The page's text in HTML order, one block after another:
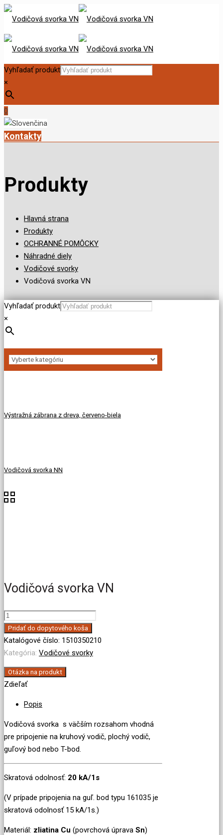
Vyhľadať produkt
×
0
Kontakty
Produkty
Hlavná strana
Produkty
OCHRANNÉ POMÔCKY
Náhradné diely
Vodičové svorky
Vodičová svorka VN
Vyhľadať produkt
×
Výstražná zábrana z dreva, červeno-biela
Vodičová svorka NN
Vodičová svorka VN
množstvo
Vodičová
svorka
VN
Pridať do dopytového koša
Katalógové číslo: 1510350210
Kategória: Vodičové svorky
Otázka na produkt
Zdieľať
Popis
Vodičová svorka s väčším rozsahom vhodná
pre pripojenie na kruhový vodič, plochý vodič,
guľový bod nebo T-bod.
Skratová odolnosť: 20 kA/1s
(V prípade pripojenia na guľ. bod typu 161035 je
skratová odolnosť 15 kA/1s.)
Materiál: zliatina Cu (povrchová úprava Sn)